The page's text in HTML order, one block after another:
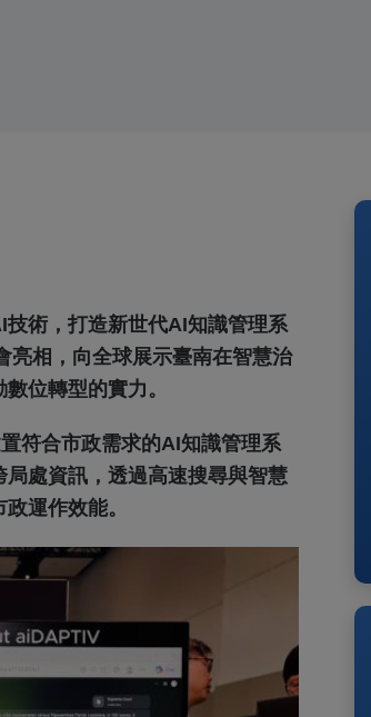
術，打造新世代AI知識管理系
亮相，向全球展示臺南在智慧治
位轉型的實力。
符合市政需求的AI知識管理系
處資訊，透過高速搜尋與智慧
運作效能。